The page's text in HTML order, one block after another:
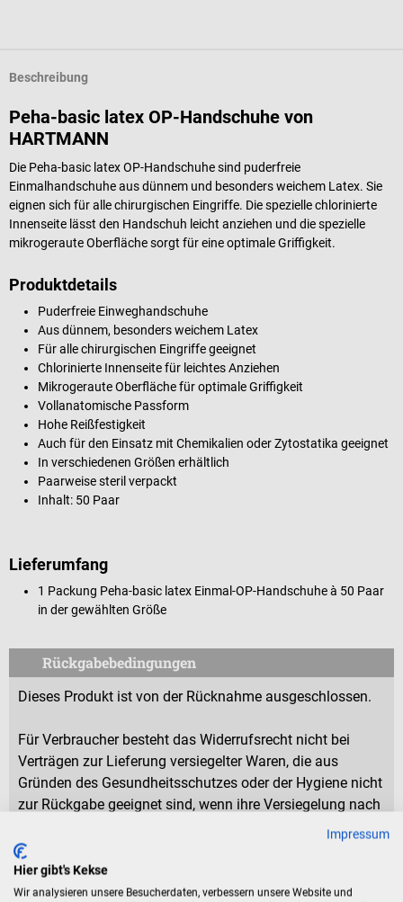
Beschreibung
Peha-basic latex OP-Handschuhe von
HARTMANN
Die Peha-basic latex OP-Handschuhe sind puderfreie
Einmalhandschuhe aus dünnem und besonders weichem Latex. Sie
eignen sich für alle chirurgischen Eingriffe. Die spezielle chlorinierte
Innenseite lässt den Handschuh leicht anziehen und die spezielle
mikrogeraute Oberfläche sorgt für eine optimale Griffigkeit.
Produktdetails
Puderfreie Einweghandschuhe
Aus dünnem, besonders weichem Latex
Für alle chirurgischen Eingriffe geeignet
Chlorinierte Innenseite für leichtes Anziehen
Mikrogeraute Oberfläche für optimale Griffigkeit
Vollanatomische Passform
Hohe Reißfestigkeit
Auch für den Einsatz mit Chemikalien oder Zytostatika geeignet
In verschiedenen Größen erhältlich
Paarweise steril verpackt
Inhalt: 50 Paar
Lieferumfang
1 Packung Peha-basic latex Einmal-OP-Handschuhe à 50 Paar
in der gewählten Größe
Rückgabebedingungen
Dieses Produkt ist von der Rücknahme ausgeschlossen.
Für Verbraucher besteht das Widerrufsrecht nicht bei
Verträgen zur Lieferung versiegelter Waren, die aus
Gründen des Gesundheitsschutzes oder der Hygiene nicht
zur Rückgabe geeignet sind, wenn ihre Versiegelung nach
Eigenschaften
Impressum
Hier gibt's Kekse
Wir analysieren unsere Besucherdaten, verbessern unsere Website und